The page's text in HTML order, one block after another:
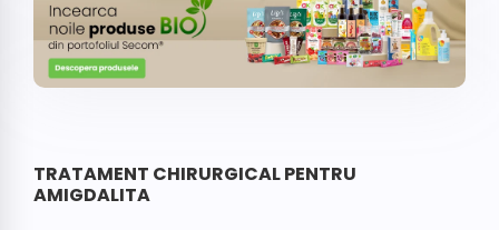
TRATAMENT CHIRURGICAL PENTRU
AMIGDALITA